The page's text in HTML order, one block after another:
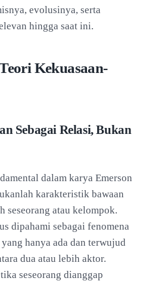
evolusinya, serta
hingga saat ini.
Kekuasaan-
Sebagai Relasi, Bukan
dalam karya Emerson
karakteristik bawaan
atau kelompok.
dipahami sebagai fenomena
hanya ada dan terwujud
dua atau lebih aktor.
seseorang dianggap